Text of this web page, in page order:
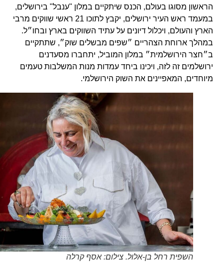
הראשון מסוגו בעולם, הכנס שיתקיים במלון "ענבל" בירושלים,
במעמד ראש העיר ירושלים, יקבץ לתוכו 21 ראשי שווקים מרבי
הארץ והעולם, ויכלול דיונים על עתיד השווקים בארץ ובחו״ל.
במהלך ארוחת הצהריים ״שפים מבשלים שוק״, שתתקיים
ב״חצר הירושלמית״ במלון המוביל, יתחברו מסעדנים
ירושלמים זה לזה, ויכינו ביחד עמדות מנות המשלבות טעמים
מיוחדים, המאפיינים את השוק הירושלמי.
השפית רחל בן-אלול. צילום: אסף קרלה